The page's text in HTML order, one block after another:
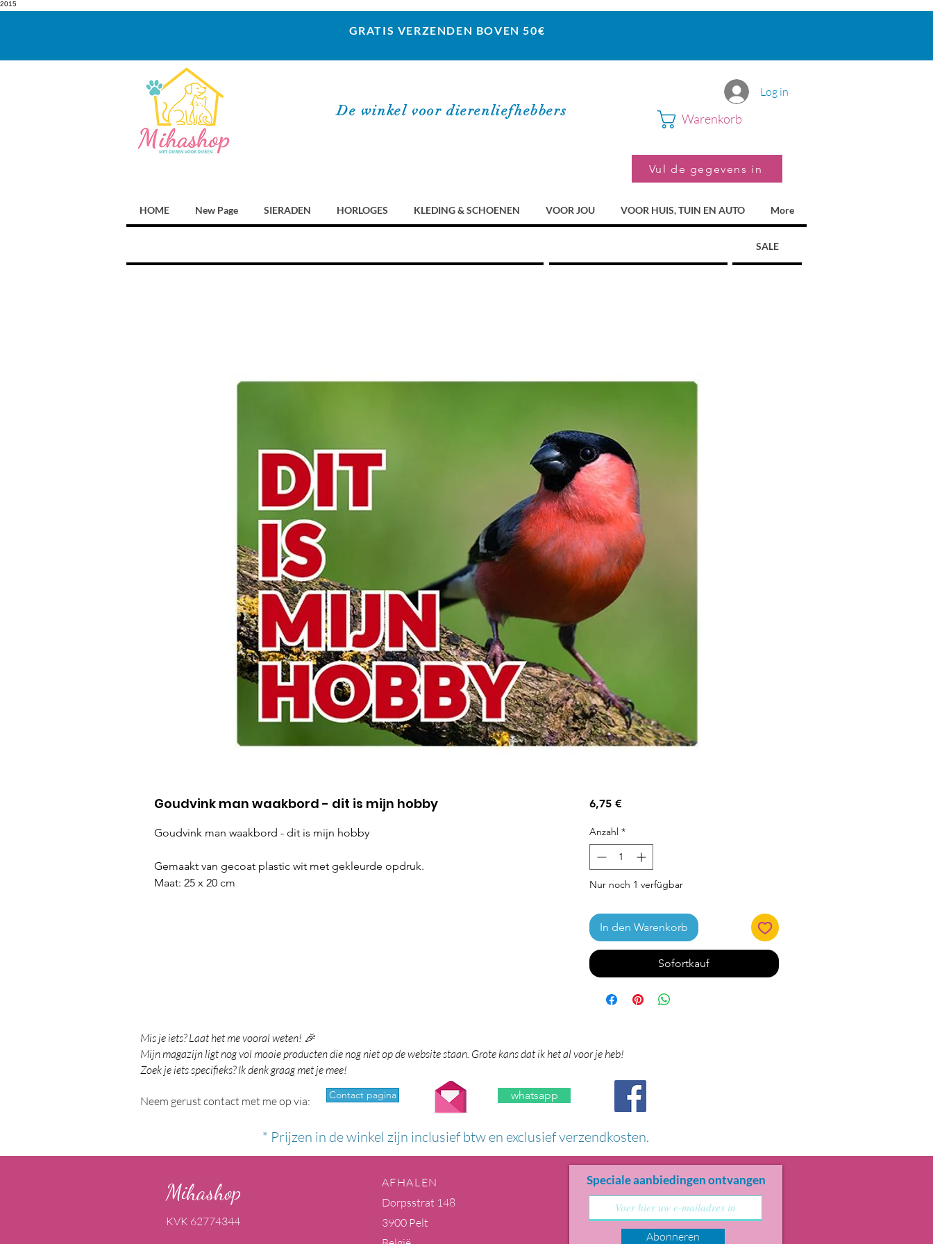
2015
GRATIS VERZENDEN BOVEN 50€
De winkel voor dierenliefhebbers
Log in
Warenkorb
Vul de gegevens in
HOME New Page SIERADEN HORLOGES KLEDING & SCHOENEN VOOR JOU VOOR HUIS, TUIN EN AUTO More
SALE
Goudvink man waakbord - dit is mijn hobby
Goudvink man waakbord - dit is mijn hobby
Gemaakt van gecoat plastic wit met gekleurde opdruk.
Maat: 25 x 20 cm
6,75 €Preis
Anzahl *
Nur noch 1 verfügbar
In den Warenkorb
Sofortkauf
Mis je iets? Laat het me vooral weten! 🎉
Mijn magazijn ligt nog vol mooie producten die nog niet op de website staan. Grote kans dat ik het al voor je heb!
Zoek je iets specifieks? Ik denk graag met je mee!
Neem gerust contact met me op via: Contact pagina whatsapp
* Prijzen in de winkel zijn inclusief btw en exclusief verzendkosten.
Mihashop
KVK 62774344
AFHALEN
Dorpsstrat 148
3900 Pelt
Speciale aanbiedingen ontvangen
Abonneren